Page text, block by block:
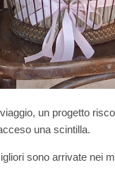
un progetto
una scintilla.
sono arrivate nei